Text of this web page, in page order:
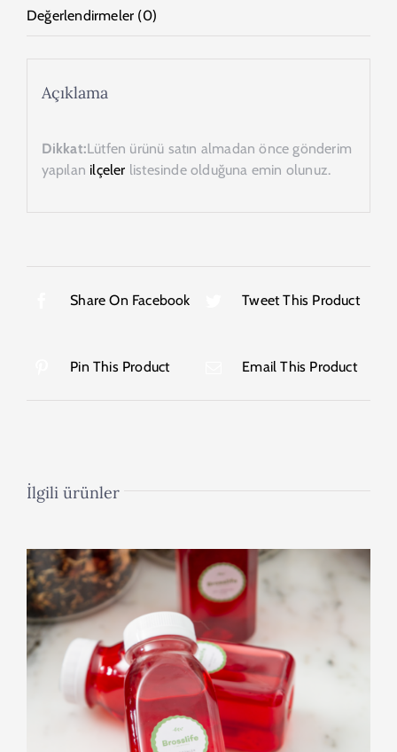
Değerlendirmeler (0)
Açıklama
Dikkat:Lütfen ürünü satın almadan önce gönderim
yapılan ilçeler listesinde olduğuna emin olunuz.
Share On Facebook Tweet This Product
Pin This Product Email This Product
İlgili ürünler